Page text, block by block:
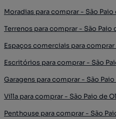
Moradias para comprar - São
Terrenos para comprar - São Paio
Espaços comerciais para
Escritórios para comprar - São
Garagens para comprar - São
Villa para comprar - São Paio de
Penthouse para comprar - São